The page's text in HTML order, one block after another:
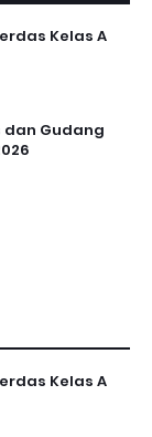
Kelas A
dan Gudang
Kelas A